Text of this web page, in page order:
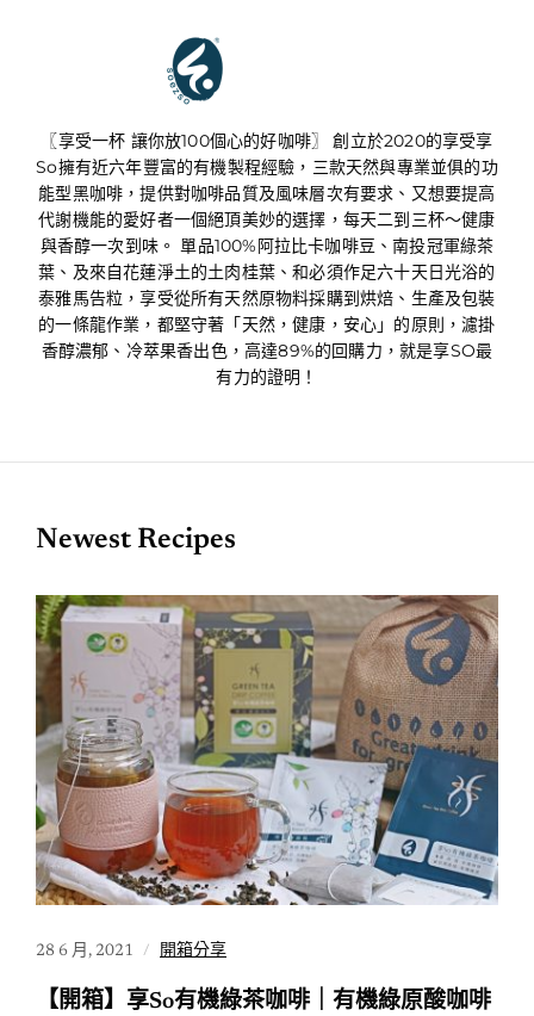
〖享受一杯 讓你放100個心的好咖啡〗 創立於2020的享受享
So擁有近六年豐富的有機製程經驗，三款天然與專業並俱的功
能型黑咖啡，提供對咖啡品質及風味層次有要求、又想要提高
代謝機能的愛好者一個絕頂美妙的選擇，每天二到三杯～健康
與香醇一次到味。 單品100%阿拉比卡咖啡豆、南投冠軍綠茶
葉、及來自花蓮淨土的土肉桂葉、和必須作足六十天日光浴的
泰雅馬告粒，享受從所有天然原物料採購到烘焙、生產及包裝
的一條龍作業，都堅守著「天然，健康，安心」的原則，濾掛
香醇濃郁、冷萃果香出色，高達89%的回購力，就是享SO最
有力的證明！
Newest Recipes
28 6 月, 2021 開箱分享
【開箱】享So有機綠茶咖啡｜有機綠原酸咖啡